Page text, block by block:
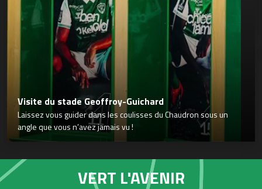
Visite du stade Geoffroy-Guichard
Laissez vous guider dans les coulisses du Chaudron sous un
angle que vous n’avez jamais vu !
VERT L'AVENIR